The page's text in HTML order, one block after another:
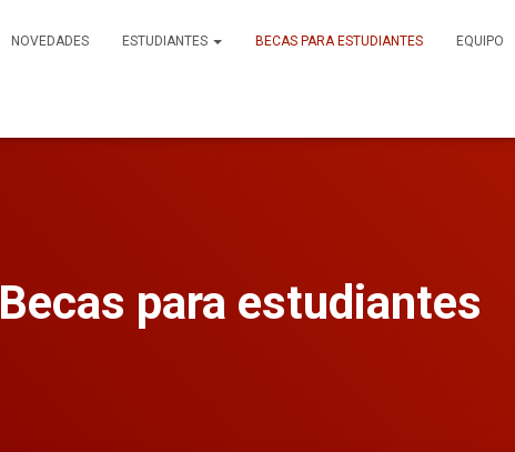
NOVEDADES ESTUDIANTES BECAS PARA ESTUDIANTES EQUIPO
Becas para estudiantes